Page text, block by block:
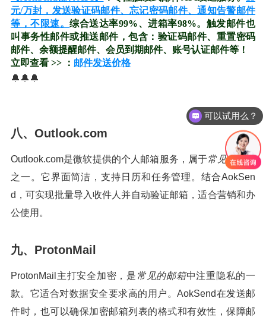
元/万封，发送验证码邮件、忘记密码邮件、通知告警邮件
等，不限速。综合送达率99%、进箱率98%。触发邮件也
叫事务性邮件或推送邮件，包含：验证码邮件、重置密码
邮件、余额提醒邮件、会员到期邮件、账号认证邮件等！
立即查看 >> ： 邮件发送价格
🔔🔔🔔
八、Outlook.com
Outlook.com是微软提供的个人邮箱服务，属于常见的邮箱
之一。它界面简洁，支持日历和任务管理。结合AokSen
d，可实现批量导入收件人并自动验证邮箱，适合营销和办
公使用。
九、ProtonMail
ProtonMail主打安全加密，是 常见的邮箱中注重隐私的一
款。它适合对数据安全要求高的用户。AokSend在发送邮
件时，也可以确保加密邮箱列表的格式和有效性，保障邮
可以试用么？